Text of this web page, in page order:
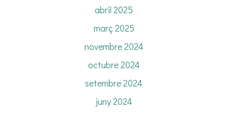
abril 2025
març 2025
novembre 2024
octubre 2024
setembre 2024
juny 2024